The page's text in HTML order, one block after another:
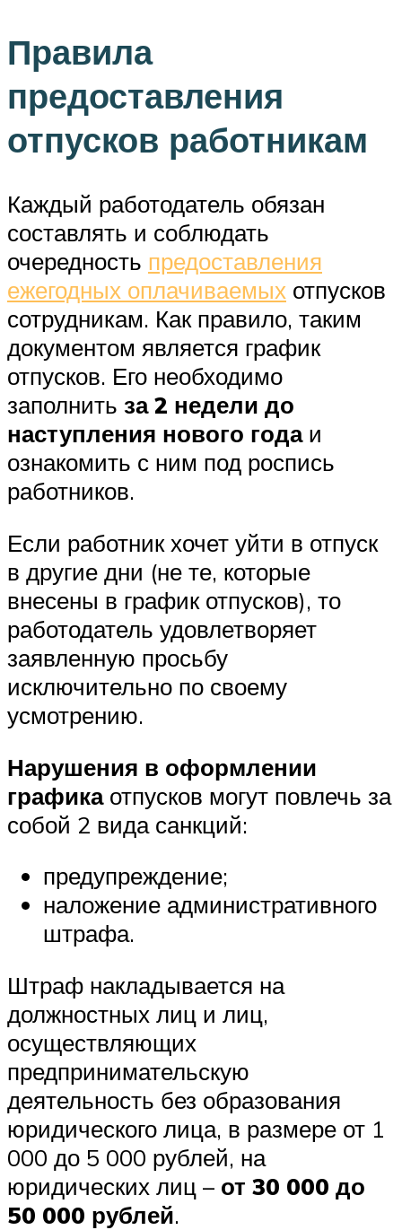
Правила
предоставления
отпусков работникам
Каждый работодатель обязан
составлять и соблюдать
очередность предоставления
ежегодных оплачиваемых отпусков
сотрудникам. Как правило, таким
документом является график
отпусков. Его необходимо
заполнить за 2 недели до
наступления нового годаи
ознакомить с ним под роспись
работников.
Если работник хочет уйти в отпуск
в другие дни (не те, которые
внесены в график отпусков), то
работодатель удовлетворяет
заявленную просьбу
исключительно по своему
усмотрению.
Нарушения в оформлении
графикаотпусков могут повлечь за
собой 2 вида санкций:
предупреждение;
наложение административного
штрафа.
Штраф накладывается на
должностных лиц и лиц,
осуществляющих
предпринимательскую
деятельность без образования
юридического лица, в размере от 1
000 до 5 000 рублей, на
юридических лиц – от 30 000 до
50 000 рублей.